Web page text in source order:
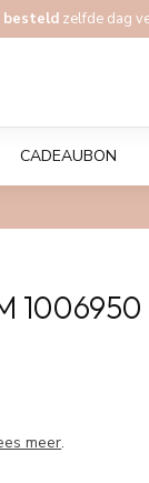
besteld zelfde dag
CADEAUBON
meer.